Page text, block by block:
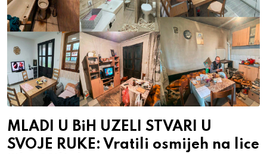
MLADI U BiH UZELI STVARI U
SVOJE RUKE: Vratili osmijeh na lice